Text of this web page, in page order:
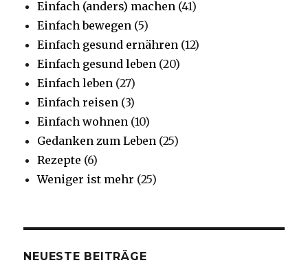
Einfach (anders) machen (41)
Einfach bewegen (5)
Einfach gesund ernähren (12)
Einfach gesund leben (20)
Einfach leben (27)
Einfach reisen (3)
Einfach wohnen (10)
Gedanken zum Leben (25)
Rezepte (6)
Weniger ist mehr (25)
NEUESTE BEITRÄGE